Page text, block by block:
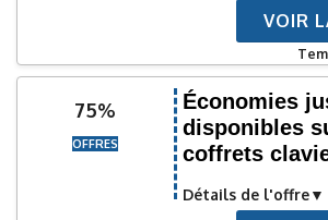
VOIR
75%
OFFRES
Économies
disponibles
coffrets
Détails de l'offre